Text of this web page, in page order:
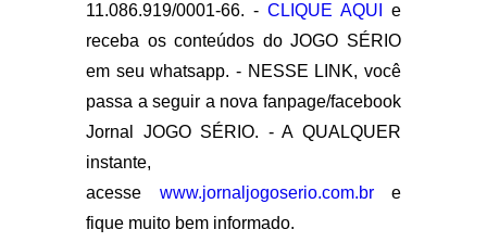
11.086.919/0001-66. - CLIQUE AQUI
e
receba os conteúdos do JOGO SÉRIO
em seu whatsapp. - NESSE LINK, você
passa a seguir a nova fanpage/facebook
Jornal JOGO SÉRIO. - A QUALQUER
instante,
acesse www.jornaljogoserio.com.bre
fique muito bem informado.